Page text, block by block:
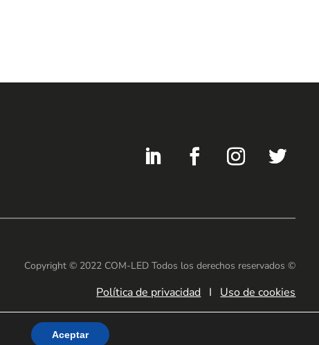
Copyright © 2022 COM-LED Todos los derechos reservados ©
Política de privacidad I Uso de cookies
Aceptar